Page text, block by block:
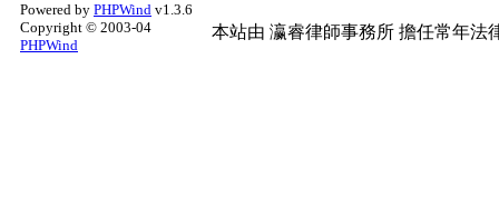
Powered by PHPWind v1.3.6
Copyright © 2003-04
PHPWind
本站由 瀛睿律師事務所 擔任常年法